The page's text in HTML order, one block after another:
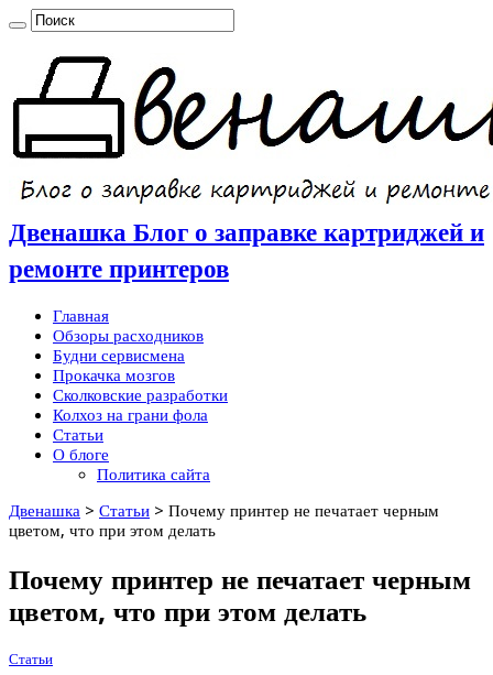
Двенашка Блог о заправке картриджей и
ремонте принтеров
Главная
Обзоры расходников
Будни сервисмена
Прокачка мозгов
Сколковские разработки
Колхоз на грани фола
Статьи
О блоге
Политика сайта
Двенашка > Статьи > Почему принтер не печатает черным
цветом, что при этом делать
Почему принтер не печатает черным
цветом, что при этом делать
Статьи